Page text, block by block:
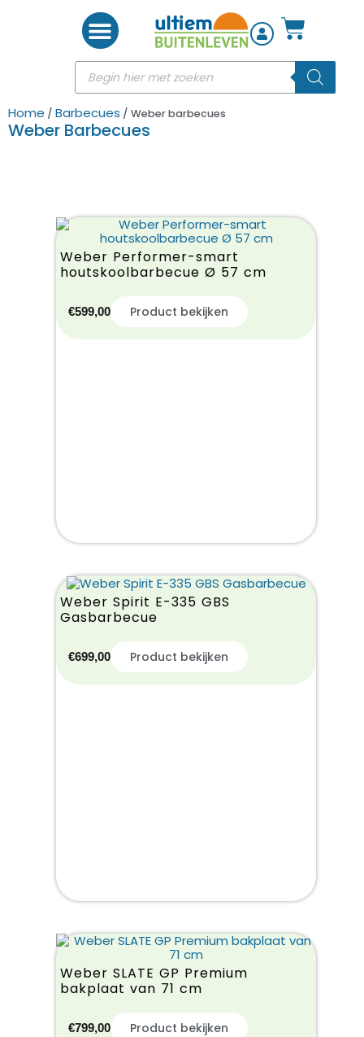
Home / Barbecues / Weber barbecues
Weber Barbecues
Weber Performer-smart
houtskoolbarbecue Ø 57 cm
€599,00 Product bekijken
Weber Spirit E-335 GBS
Gasbarbecue
€699,00 Product bekijken
Weber SLATE GP Premium
bakplaat van 71 cm
€799,00 Product bekijken